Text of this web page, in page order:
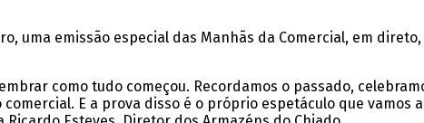
uma emissão especial das Manhãs da Comercial, em
como tudo começou. Recordamos o passado,
E a prova disso é o próprio espetáculo que vamos